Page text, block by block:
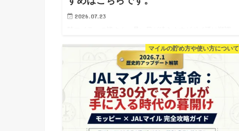
2026.07.23
イントアップが発生しています。 ポイントサイトの
POWLでとある案件が最高還元になっています。なんと
新規口座を開設するだ…
マイルの貯め方や使い方について